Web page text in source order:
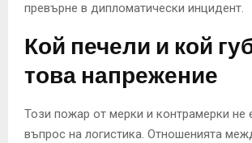
превърне в дипломатически инцидент.
Кой печели и кой
това напрежение
Този пожар от мерки и контрамерки не
въпрос на логистика. Отношенията